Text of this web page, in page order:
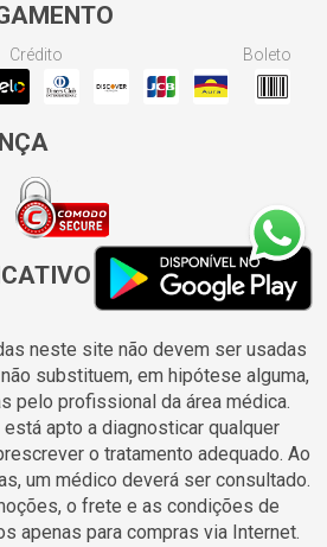
Crédito Boleto
neste site não devem ser usadas
substituem, em hipótese alguma,
pelo profissional da área médica.
apto a diagnosticar qualquer
o tratamento adequado. Ao
um médico deverá ser consultado.
o frete e as condições de
apenas para compras via Internet.